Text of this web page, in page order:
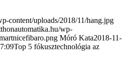
content/uploads/2018/11/hang.jpg
wp-
Móró Kata2018-11-
Top 5 fókusztechnológia az